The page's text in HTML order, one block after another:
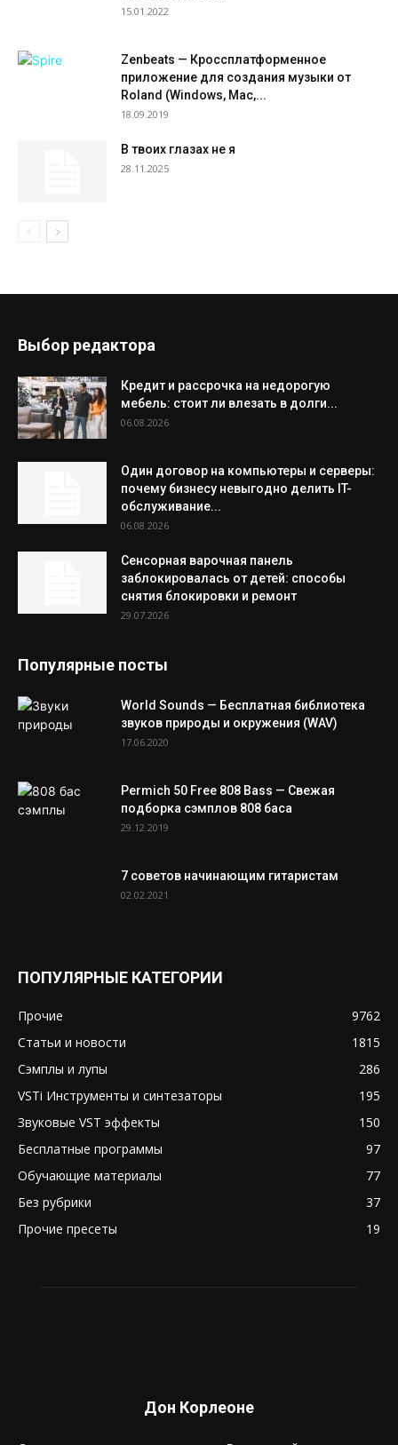
15.01.2022
Zenbeats — Кроссплатформенное
приложение для создания музыки от
Roland (Windows, Mac,...
18.09.2019
В твоих глазах не я
28.11.2025
Выбор редактора
Кредит и рассрочка на недорогую
мебель: стоит ли влезать в долги...
06.08.2026
Один договор на компьютеры и серверы:
почему бизнесу невыгодно делить IT-
обслуживание...
06.08.2026
Сенсорная варочная панель
заблокировалась от детей: способы
снятия блокировки и ремонт
29.07.2026
Популярные посты
World Sounds — Бесплатная библиотека
звуков природы и окружения (WAV)
17.06.2020
Permich 50 Free 808 Bass — Свежая
подборка сэмплов 808 баса
29.12.2019
7 советов начинающим гитаристам
02.02.2021
ПОПУЛЯРНЫЕ КАТЕГОРИИ
Прочие
9762
Статьи и новости
1815
Сэмплы и лупы
286
VSTi Инструменты и синтезаторы
195
Звуковые VST эффекты
150
Бесплатные программы
97
Обучающие материалы
77
Без рубрики
37
Прочие пресеты
19
Дон Корлеоне